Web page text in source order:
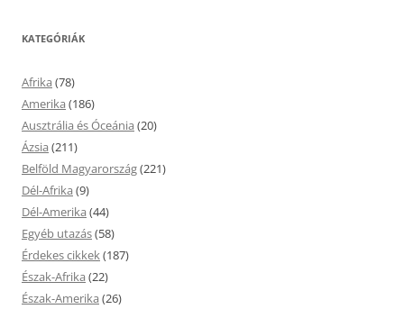
KATEGÓRIÁK
Afrika (78)
Amerika (186)
Ausztrália és Óceánia (20)
Ázsia (211)
Belföld Magyarország(221)
Dél-Afrika (9)
Dél-Amerika (44)
Egyéb utazás(58)
Érdekes cikkek(187)
Észak-Afrika (22)
Észak-Amerika (26)